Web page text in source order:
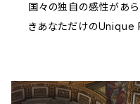
国々の独自の感性があ
きあなただけのUnique